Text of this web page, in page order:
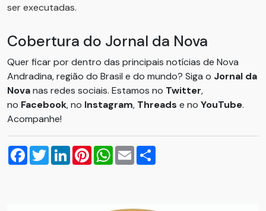
ser executadas.
Cobertura do Jornal da Nova
Quer ficar por dentro das principais notícias de Nova
Andradina, região do Brasil e do mundo? Siga o Jornal da
Novanas redes sociais. Estamos no Twitter,
no Facebook, no Instagram, Threads e no YouTube.
Acompanhe!
Facebook
TwitterLinkedInPinterestWhatsApp
Email